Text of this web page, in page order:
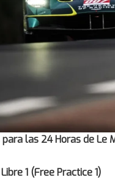
para las 24 Horas de Le
1 (Free Practice 1)